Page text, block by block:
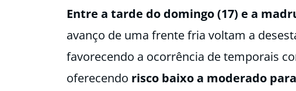
Entre a tarde do domingo (17) e a
avanço de uma frente fria voltam a
favorecendo a ocorrência de temporais
oferecendo risco baixo a moderado